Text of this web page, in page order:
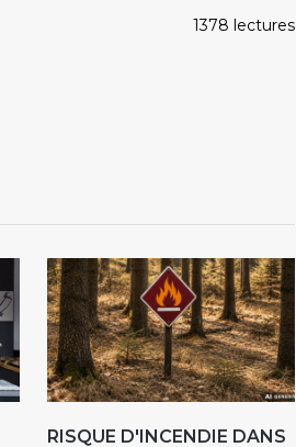
1378 lectures
RISQUE D'INCENDIE DANS